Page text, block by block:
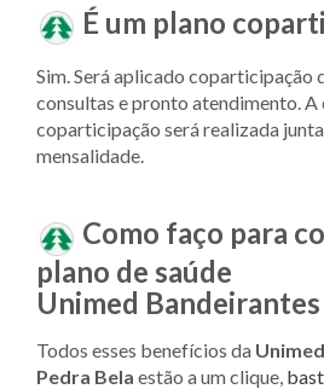
É um plano
Sim. Será aplicado coparticipação
consultas e pronto atendimento. A
coparticipação será realizada
mensalidade.
Como faço para
plano de saúde
Unimed
Todos esses benefícios da Unimed
Pedra Bela estão a um clique,